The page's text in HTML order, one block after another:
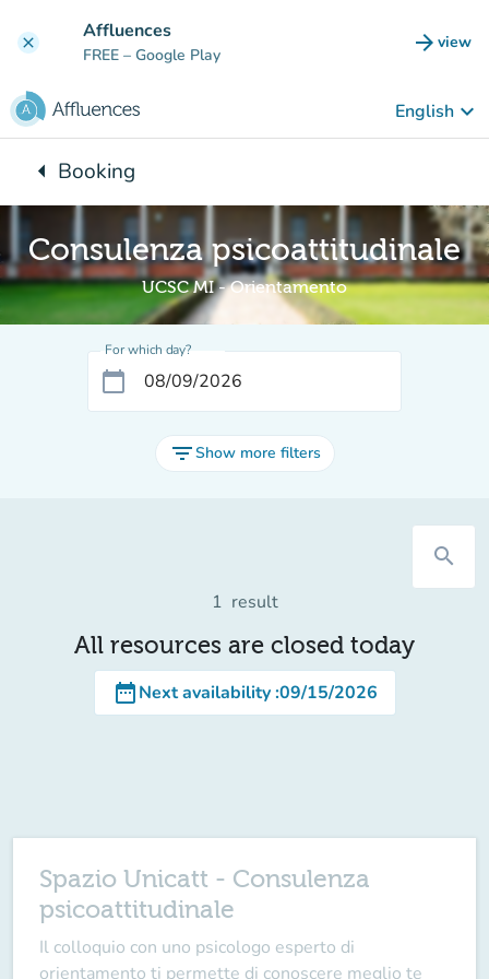
clear Affluences
FREE – Google Play arrow_forward view
(new
English keyboard_arrow_down
arrow_leftBack to:
Booking
Consulenza psicoattitudinale
UCSC MI - Orientamento
For which day?
calendar_today
filter_listShow more filters
search
1 result
All resources are closed today
date_rangeNext availability:09/15/2026
Spazio Unicatt - Consulenza
psicoattitudinale
Il colloquio con uno psicologo esperto di
orientamento ti permette di conoscere meglio te